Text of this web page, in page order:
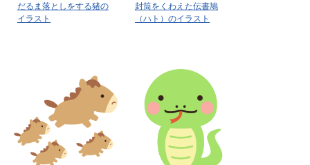
だるま落としをする猪の
イラスト
封筒をくわえた伝書鳩
（ハト）のイラスト